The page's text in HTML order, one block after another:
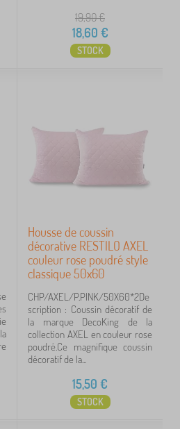
19,90€
18,60 €
STOCK
Housse de coussin
décorative RESTILO AXEL
couleur rose poudré style
classique 50x60
CHP/AXEL/P.PINK/50X60*2De
scription : Coussin décoratif de
la marque DecoKing de la
collection AXEL en couleur rose
poudré.Ce magnifique coussin
décoratif de la...
15,50 €
STOCK